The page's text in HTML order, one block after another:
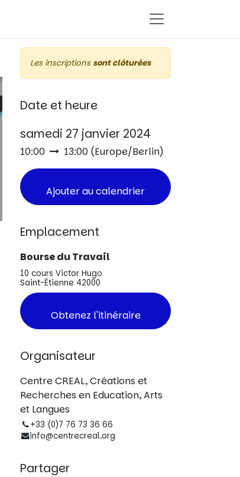
Les inscriptions sont clôturées
Date et heure
samedi 27 janvier 2024
10:00 13:00 (Europe/Berlin)
Ajouter au calendrier
Emplacement
Bourse du Travail
10 cours Victor Hugo
Saint-Étienne 42000
Obtenez l'itinéraire
Organisateur
Centre CREAL, Créations et
Recherches en Education, Arts
et Langues
+33 (0)7 76 73 36 66
info@centrecreal.org
Partager